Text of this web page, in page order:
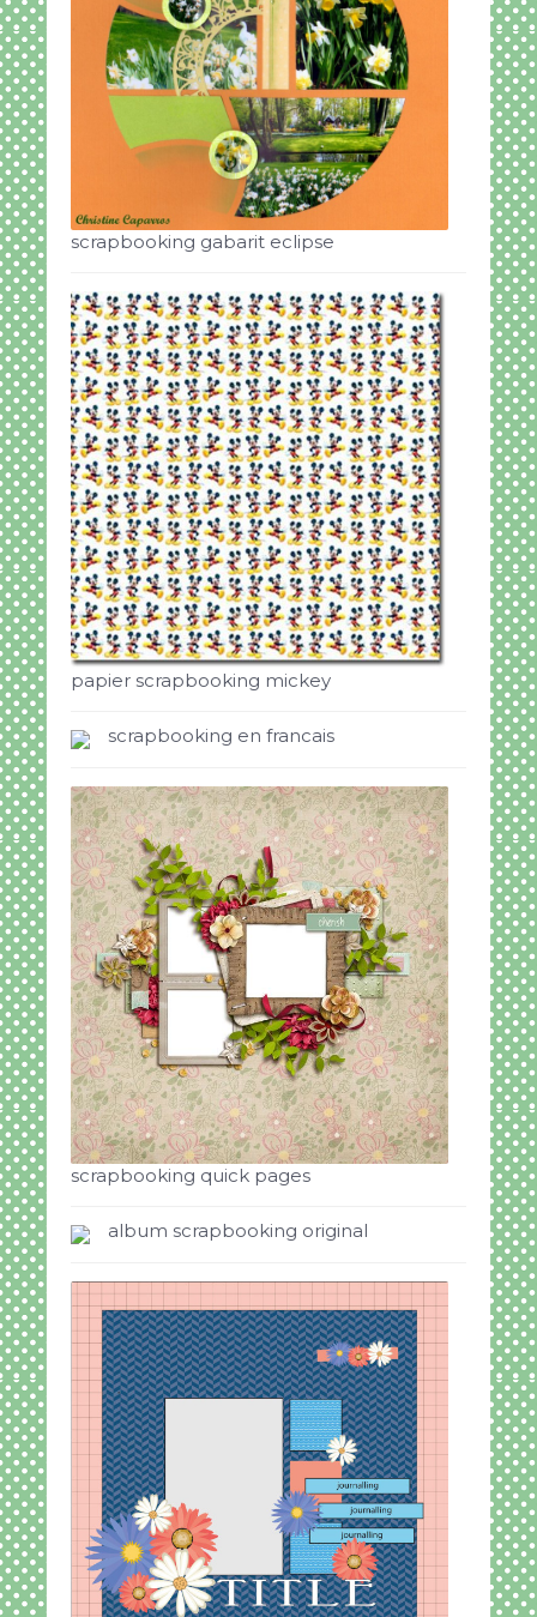
scrapbooking gabarit eclipse
papier scrapbooking mickey
scrapbooking en francais
scrapbooking quick pages
album scrapbooking original